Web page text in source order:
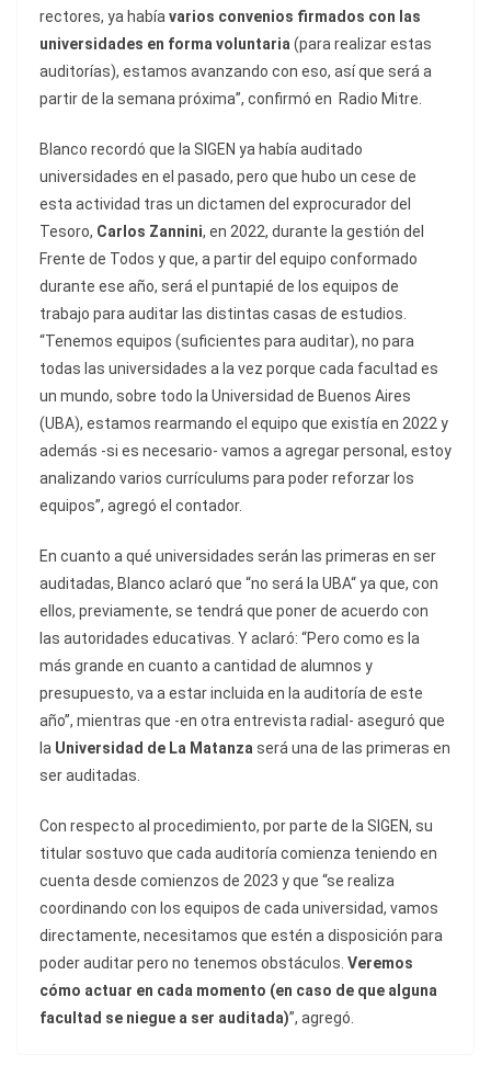
rectores, ya habíavarios convenios firmados con las
universidades en forma voluntaria(para realizar estas
auditorías), estamos avanzando con eso, así que será a
partir de la semana próxima”, confirmó en Radio Mitre.
Blanco recordó que la SIGEN ya había auditado
universidades en el pasado, pero que hubo un cese de
esta actividad tras un dictamen del exprocurador del
Tesoro, Carlos Zannini, en 2022, durante la gestión del
Frente de Todos y que, a partir del equipo conformado
durante ese año, será el puntapié de los equipos de
trabajo para auditar las distintas casas de estudios.
“Tenemos equipos (suficientes para auditar), no para
todas las universidades a la vez porque cada facultad es
un mundo, sobre todo la Universidad de Buenos Aires
(UBA), estamos rearmando el equipo que existía en 2022 y
además -si es necesario- vamos a agregar personal, estoy
analizando varios currículums para poder reforzar los
equipos”, agregó el contador.
En cuanto a qué universidades serán las primeras en ser
auditadas, Blanco aclaró que “no será la UBA“ ya que, con
ellos, previamente, se tendrá que poner de acuerdo con
las autoridades educativas. Y aclaró: “Pero como es la
más grande en cuanto a cantidad de alumnos y
presupuesto, va a estar incluida en la auditoría de este
año”, mientras que -en otra entrevista radial- aseguró que
la Universidad de La Matanzaserá una de las primeras en
ser auditadas.
Con respecto al procedimiento, por parte de la SIGEN, su
titular sostuvo que cada auditoría comienza teniendo en
cuenta desde comienzos de 2023 y que “se realiza
coordinando con los equipos de cada universidad, vamos
directamente, necesitamos que estén a disposición para
poder auditar pero no tenemos obstáculos. Veremos
cómo actuar en cada momento (en caso de que alguna
facultad se niegue a ser auditada)”, agregó.